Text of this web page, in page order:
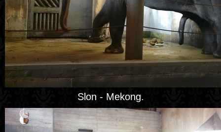
Slon - Mekong.